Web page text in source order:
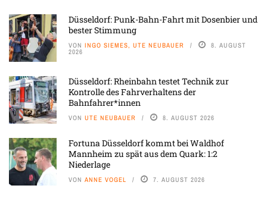
Düsseldorf: Punk-Bahn-Fahrt mit Dosenbier und
bester Stimmung
VON INGO SIEMES, UTE NEUBAUER 8. AUGUST
2026
Düsseldorf: Rheinbahn testet Technik zur
Kontrolle des Fahrverhaltens der
Bahnfahrer*innen
VON UTE NEUBAUER 8. AUGUST 2026
Fortuna Düsseldorf kommt bei Waldhof
Mannheim zu spät aus dem Quark: 1:2
Niederlage
VON ANNE VOGEL 7. AUGUST 2026